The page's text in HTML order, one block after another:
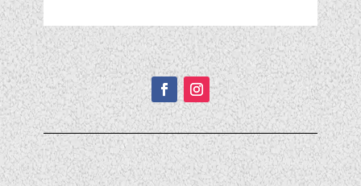
Подписывайтесь!